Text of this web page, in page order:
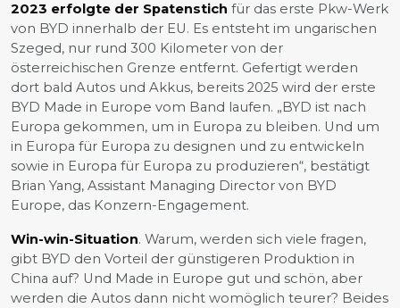
2023 erfolgte der Spatenstich für das erste Pkw-Werk
von BYD innerhalb der EU. Es entsteht im ungarischen
Szeged, nur rund 300 Kilometer von der
österreichischen Grenze entfernt. Gefertigt werden
dort bald Autos und Akkus, bereits 2025 wird der erste
BYD Made in Europe vom Band laufen. „BYD ist nach
Europa gekommen, um in Europa zu bleiben. Und um
in Europa für Europa zu designen und zu entwickeln
sowie in Europa für Europa zu produzieren“, bestätigt
Brian Yang, Assistant Managing Director von BYD
Europe, das Konzern-Engagement.
Win-win-Situation. Warum, werden sich viele fragen,
gibt BYD den Vorteil der günstigeren Produktion in
China auf? Und Made in Europe gut und schön, aber
werden die Autos dann nicht womöglich teurer? Beides